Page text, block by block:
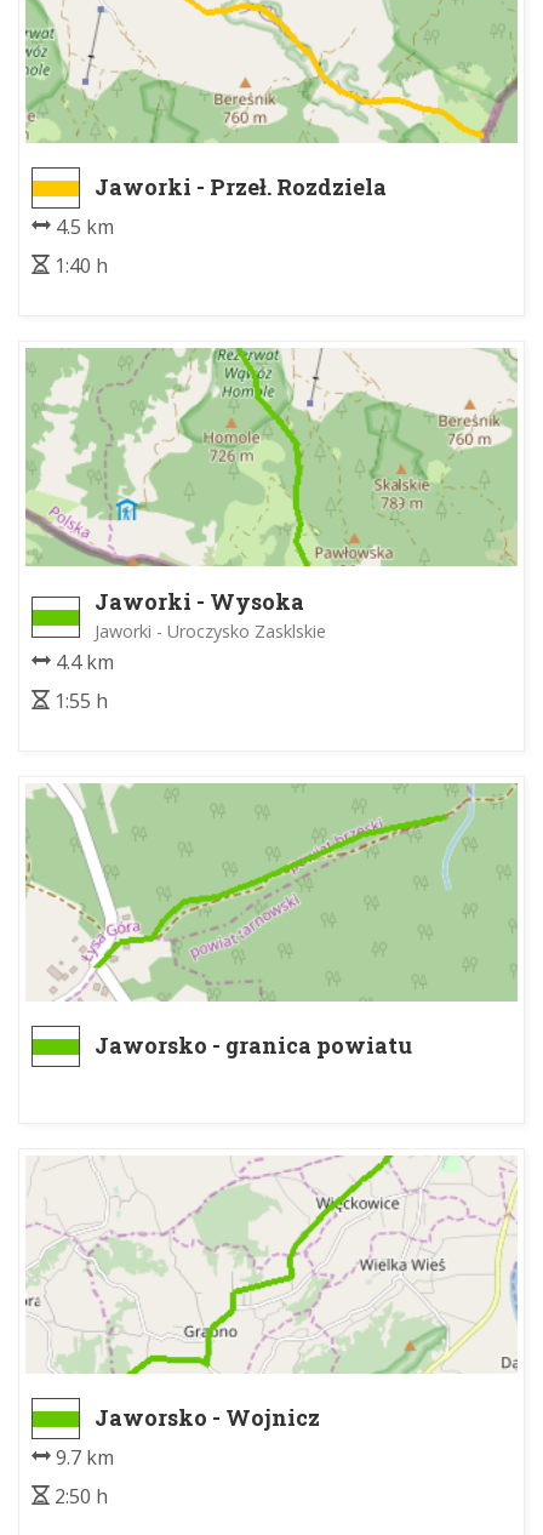
Jaworki - Przeł. Rozdziela
4.5 km
1:40 h
Jaworki - Wysoka
Jaworki - Uroczysko Zasklskie
4.4 km
1:55 h
Jaworsko - granica powiatu
Jaworsko - Wojnicz
9.7 km
2:50 h